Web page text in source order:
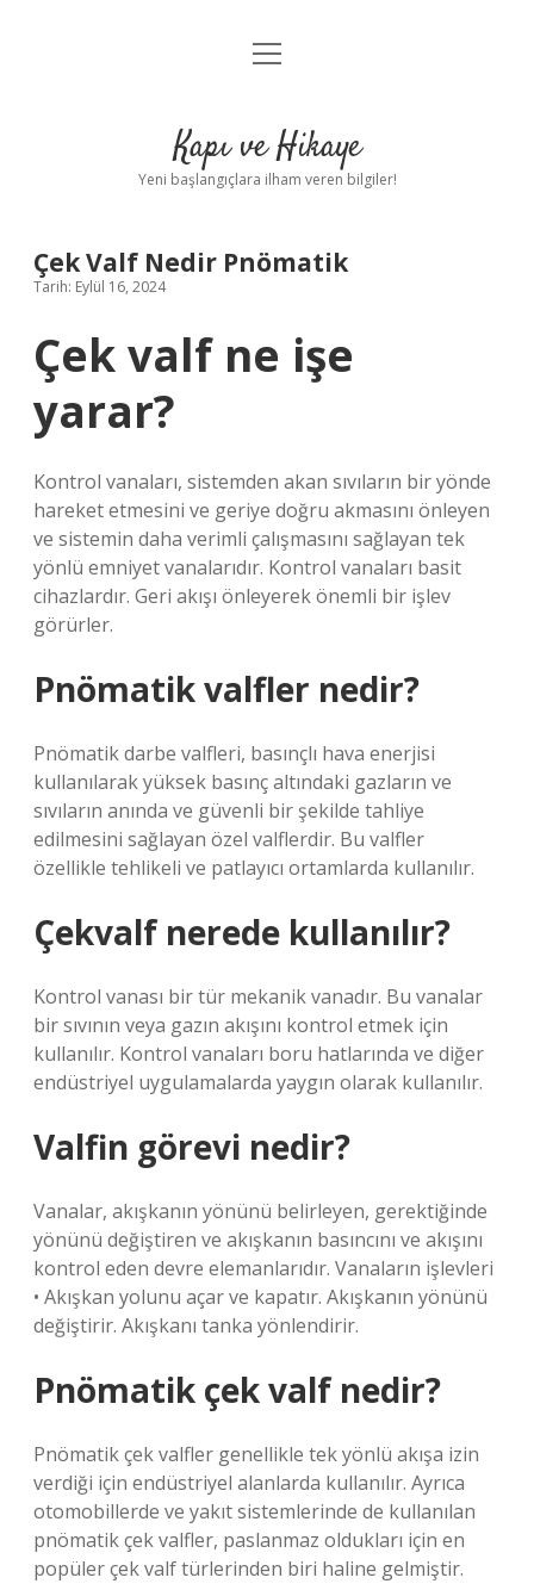
Anasayfa
Yasal Uyarı
menüyü
Kapı ve Hikaye
Yeni başlangıçlara ilham veren bilgiler!
Çek Valf Nedir Pnömatik
Tarih: Eylül 16, 2024
Çek valf ne işe
yarar?
Kontrol vanaları, sistemden akan sıvıların bir yönde
hareket etmesini ve geriye doğru akmasını önleyen
ve sistemin daha verimli çalışmasını sağlayan tek
yönlü emniyet vanalarıdır. Kontrol vanaları basit
cihazlardır. Geri akışı önleyerek önemli bir işlev
görürler.
Pnömatik valfler nedir?
Pnömatik darbe valfleri, basınçlı hava enerjisi
kullanılarak yüksek basınç altındaki gazların ve
sıvıların anında ve güvenli bir şekilde tahliye
edilmesini sağlayan özel valflerdir. Bu valfler
özellikle tehlikeli ve patlayıcı ortamlarda kullanılır.
Çekvalf nerede kullanılır?
Kontrol vanası bir tür mekanik vanadır. Bu vanalar
bir sıvının veya gazın akışını kontrol etmek için
kullanılır. Kontrol vanaları boru hatlarında ve diğer
endüstriyel uygulamalarda yaygın olarak kullanılır.
Valfin görevi nedir?
Vanalar, akışkanın yönünü belirleyen, gerektiğinde
yönünü değiştiren ve akışkanın basıncını ve akışını
kontrol eden devre elemanlarıdır. Vanaların işlevleri
• Akışkan yolunu açar ve kapatır. Akışkanın yönünü
değiştirir. Akışkanı tanka yönlendirir.
Pnömatik çek valf nedir?
Pnömatik çek valfler genellikle tek yönlü akışa izin
verdiği için endüstriyel alanlarda kullanılır. Ayrıca
otomobillerde ve yakıt sistemlerinde de kullanılan
pnömatik çek valfler, paslanmaz oldukları için en
popüler çek valf türlerinden biri haline gelmiştir.